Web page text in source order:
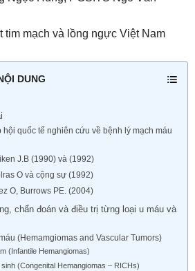
tim mạch và lồng ngực Việt Nam
DUNG
hội quốc tế nghiên cứu về bệnh lý mạch máu
J.B (1990) và (1992)
O và cộng sự (1992)
O, Burrows PE. (2004)
chẩn đoán và điều trị từng loại u máu và
(Hemamgiomas and Vascular Tumors)
(Infantile Hemangiomas)
(Congenital Hemangiomas – RICHs)